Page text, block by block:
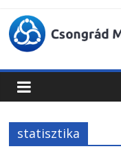
Megyei
statisztika